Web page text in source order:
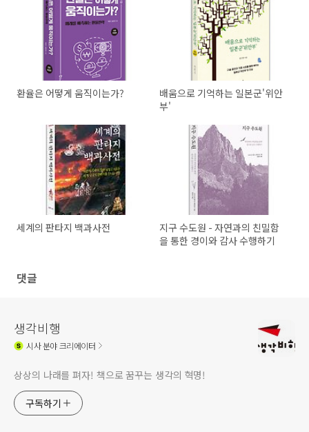
환율은 어떻게 움직이는가?
배움으로 기억하는 일본군'위안
부'
세계의 판타지 백과사전
지구 수도원 - 자연과의 친밀함
을 통한 경이와 감사 수행하기
댓글
생각비행
시사분야 크리에이터
상상의 나래를 펴자! 책으로 꿈꾸는 생각의 혁명!
구독하기